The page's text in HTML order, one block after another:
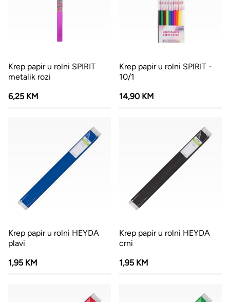
Krep papir u rolni SPIRIT
metalik rozi
6,25 KM
Krep papir u rolni SPIRIT -
10/1
14,90 KM
Krep papir u rolni HEYDA
plavi
1,95 KM
Krep papir u rolni HEYDA
crni
1,95 KM